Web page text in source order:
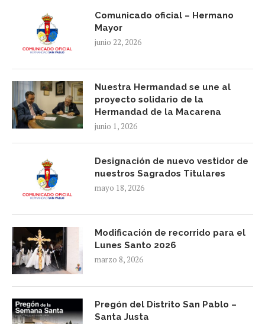
Comunicado oficial – Hermano
Mayor
junio 22, 2026
Nuestra Hermandad se une al
proyecto solidario de la
Hermandad de la Macarena
junio 1, 2026
Designación de nuevo vestidor de
nuestros Sagrados Titulares
mayo 18, 2026
Modificación de recorrido para el
Lunes Santo 2026
marzo 8, 2026
Pregón del Distrito San Pablo –
Santa Justa